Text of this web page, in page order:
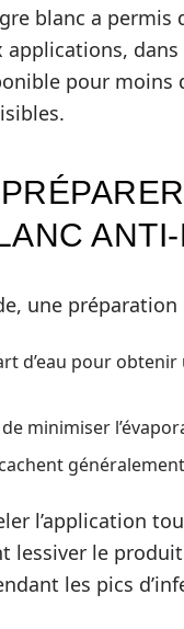
blanc a permis
pour moins
une
d’eau pour
minimiser
l’application
le
les pics